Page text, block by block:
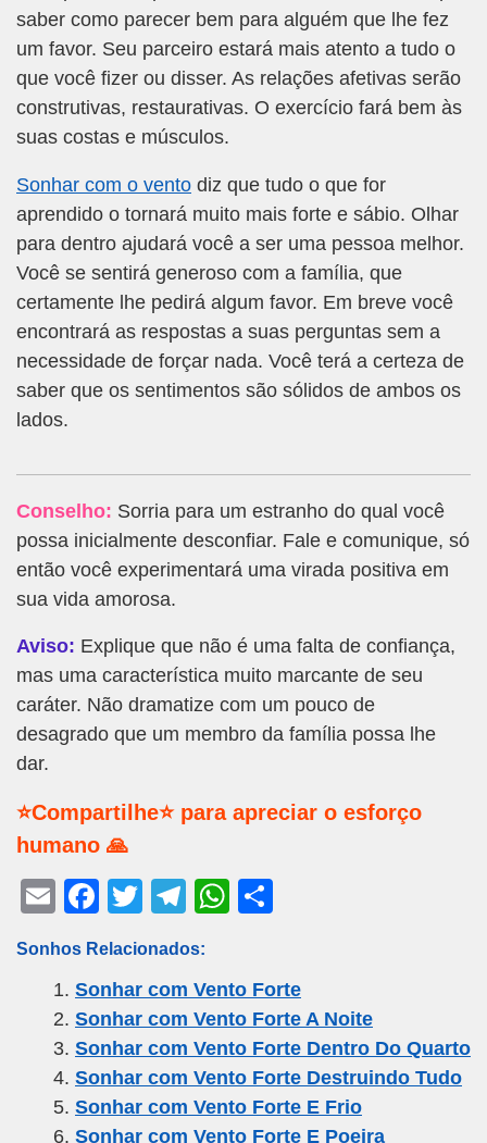
saber como parecer bem para alguém que lhe fez
um favor. Seu parceiro estará mais atento a tudo o
que você fizer ou disser. As relações afetivas serão
construtivas, restaurativas. O exercício fará bem às
suas costas e músculos.
Sonhar com o vento diz que tudo o que for
aprendido o tornará muito mais forte e sábio. Olhar
para dentro ajudará você a ser uma pessoa melhor.
Você se sentirá generoso com a família, que
certamente lhe pedirá algum favor. Em breve você
encontrará as respostas a suas perguntas sem a
necessidade de forçar nada. Você terá a certeza de
saber que os sentimentos são sólidos de ambos os
lados.
Conselho: Sorria para um estranho do qual você
possa inicialmente desconfiar. Fale e comunique, só
então você experimentará uma virada positiva em
sua vida amorosa.
Aviso: Explique que não é uma falta de confiança,
mas uma característica muito marcante de seu
caráter. Não dramatize com um pouco de
desagrado que um membro da família possa lhe
dar.
⭐Compartilhe⭐ para apreciar o esforço
humano 🙏
E
ail
F
c
e
b
o
o
T
tt
er
T
e
gr
a
m
W
s
A
p
p
e
Sonhos Relacionados:
Sonhar com Vento Forte
Sonhar com Vento Forte A Noite
Sonhar com Vento Forte Dentro Do Quarto
Sonhar com Vento Forte Destruindo Tudo
Sonhar com Vento Forte E Frio
Sonhar com Vento Forte E Poeira